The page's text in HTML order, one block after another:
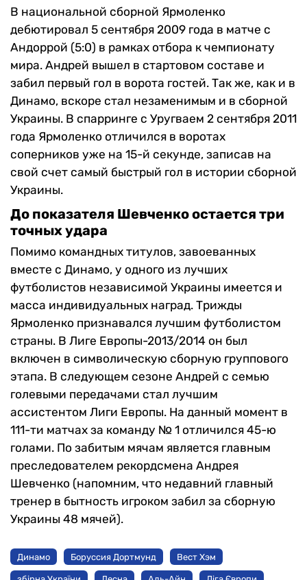
В национальной сборной Ярмоленко
дебютировал 5 сентября 2009 года в матче с
Андоррой (5:0) в рамках отбора к чемпионату
мира. Андрей вышел в стартовом составе и
забил первый гол в ворота гостей. Так же, как и в
Динамо, вскоре стал незаменимым и в сборной
Украины. В спарринге с Уругваем 2 сентября 2011
года Ярмоленко отличился в воротах
соперников уже на 15-й секунде, записав на
свой счет самый быстрый гол в истории сборной
Украины.
До показателя Шевченко остается три
точных удара
Помимо командных титулов, завоеванных
вместе с Динамо, у одного из лучших
футболистов независимой Украины имеется и
масса индивидуальных наград. Трижды
Ярмоленко признавался лучшим футболистом
страны. В Лиге Европы-2013/2014 он был
включен в символическую сборную группового
этапа. В следующем сезоне Андрей с семью
голевыми передачами стал лучшим
ассистентом Лиги Европы. На данный момент в
111-ти матчах за команду № 1 отличился 45-ю
голами. По забитым мячам является главным
преследователем рекордсмена Андрея
Шевченко (напомним, что недавний главный
тренер в бытность игроком забил за сборную
Украины 48 мячей).
Динамо Боруссия Дортмунд Вест Хэм